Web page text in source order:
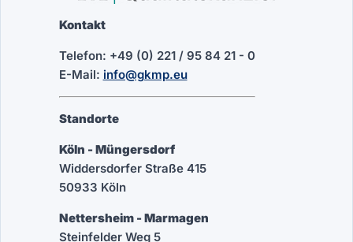
Kontakt
Telefon: +49 (0) 221 / 95 84 21 - 0
E-Mail: info@gkmp.eu
Standorte
Köln - Müngersdorf
Widdersdorfer Straße 415
50933 Köln
Nettersheim - Marmagen
Steinfelder Weg 5